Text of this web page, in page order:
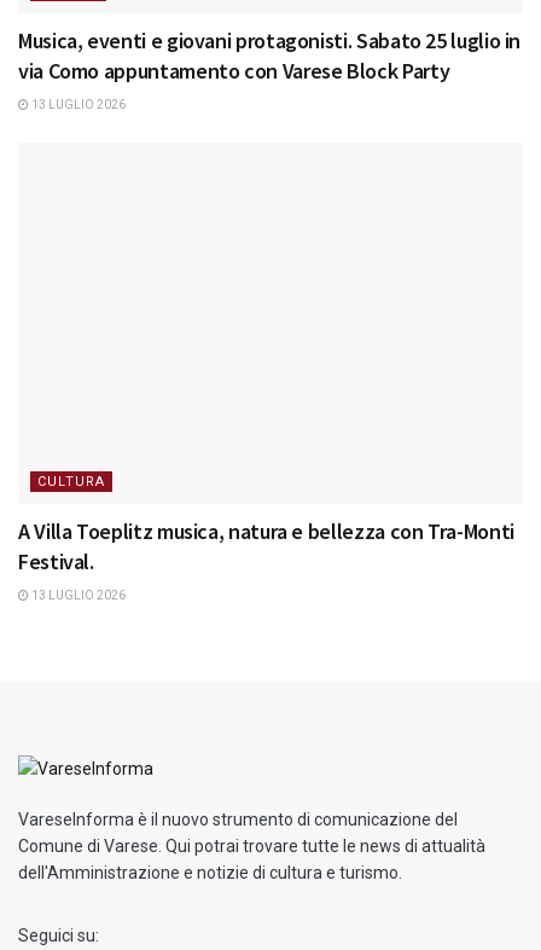
Musica, eventi e giovani protagonisti. Sabato 25 luglio in
via Como appuntamento con Varese Block Party
13 LUGLIO 2026
CULTURA
A Villa Toeplitz musica, natura e bellezza con Tra-Monti
Festival.
13 LUGLIO 2026
VareseInforma è il nuovo strumento di comunicazione del
Comune di Varese. Qui potrai trovare tutte le news di attualità
dell'Amministrazione e notizie di cultura e turismo.
Seguici su: